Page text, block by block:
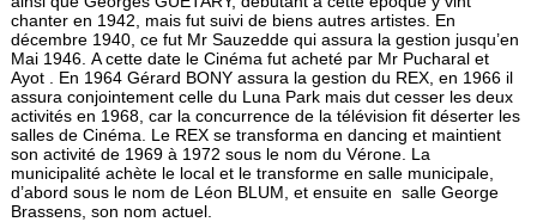
chanter en 1942, mais fut suivi de biens autres artistes. En
décembre 1940, ce fut Mr Sauzedde qui assura la gestion jusqu’en
Mai 1946. A cette date le Cinéma fut acheté par Mr Pucharal et
Ayot . En 1964 Gérard BONY assura la gestion du REX, en 1966 il
assura conjoin­tement celle du Luna Park mais dut cesser les deux
activités en 1968, car la concurrence de la télévision fit déserter les
salles de Cinéma. Le REX se transforma en dancing et maintient
son activité de 1969 à 1972 sous le nom du Vérone. La
municipalité achète le local et le transforme en salle municipale,
d’abord sous le nom de Léon BLUM, et ensuite en salle George
Brassens, son nom actuel.